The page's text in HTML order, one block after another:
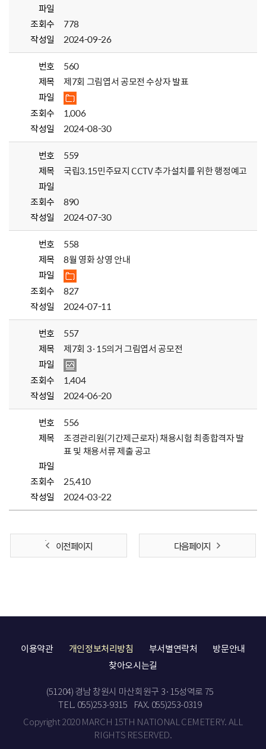
파일
조회수
778
작성일
2024-09-26
번호
560
제목
제7회 그림엽서 공모전 수상자 발표
파일
조회수
1,006
작성일
2024-08-30
번호
559
제목
국립3.15민주묘지 CCTV 추가설치를 위한 행정예고
파일
조회수
890
작성일
2024-07-30
번호
558
제목
8월 영화 상영 안내
파일
조회수
827
작성일
2024-07-11
번호
557
제목
제7회 3·15의거 그림엽서 공모전
파일
조회수
1,404
작성일
2024-06-20
번호
556
제목
조경관리원(기간제근로자) 채용시험 최종합격자 발
표 및 채용서류 제출 공고
파일
조회수
25,410
작성일
2024-03-22
이전 페이지 다음 페이지
이용약관 개인정보처리방침 부서별연락처
방문안내
찾아오시는길
(51204) 경남 창원시 마산회원구 3·15성역로 75
TEL. 055)253-9315
FAX. 055)253-0319
Copyright 2020 MARCH 15TH NATIONAL CEMETERY. ALL
RIGHTS RESERVED.